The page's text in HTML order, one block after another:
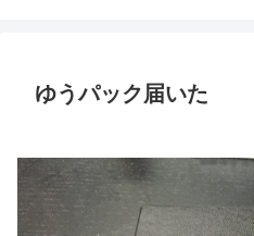
ゆうパック届いた